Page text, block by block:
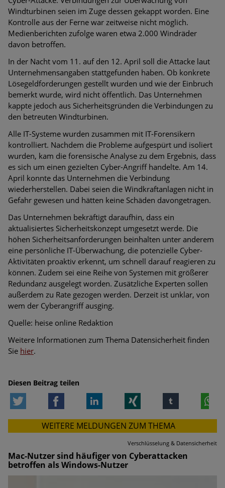
Windturbinen seien im Zuge dessen gekappt worden. Eine
Kontrolle aus der Ferne war zeitweise nicht möglich.
Medienberichten zufolge waren etwa 2.000 Windräder
davon betroffen.
In der Nacht vom 11. auf den 12. April soll die Attacke laut
Unternehmensangaben stattgefunden haben. Ob konkrete
Lösegeldforderungen gestellt wurden und wie der Einbruch
bemerkt wurde, wird nicht öffentlich. Das Unternehmen
kappte jedoch aus Sicherheitsgründen die Verbindungen zu
den betreuten Windturbinen.
Alle IT-Systeme wurden zusammen mit IT-Forensikern
kontrolliert. Nachdem die Probleme aufgespürt und isoliert
wurden, kam die forensische Analyse zu dem Ergebnis, dass
es sich um einen gezielten Cyber-Angriff handelte. Am 14.
April konnte das Unternehmen die Verbindung
wiederherstellen. Dabei seien die Windkraftanlagen nicht in
Gefahr gewesen und hätten keine Schäden davongetragen.
Das Unternehmen bekräftigt daraufhin, dass ein
aktualisiertes Sicherheitskonzept umgesetzt werde. Die
höhen Sicherheitsanforderungen beinhalten unter anderem
eine persönliche IT-Überwachung, die potenzielle Cyber-
Aktivitäten proaktiv erkennt, um schnell darauf reagieren zu
können. Zudem sei eine Reihe von Systemen mit größerer
Redundanz ausgelegt worden. Zusätzliche Experten sollen
außerdem zu Rate gezogen werden. Derzeit ist unklar, von
wem der Cyberangriff ausging.
Quelle: heise online Redaktion
Weitere Informationen zum Thema Datensicherheit finden
Sie hier.
Diesen Beitrag teilen
Facebook LinkedIn tumblr
WEITERE MELDUNGEN ZUM THEMA
Verschlüsselung & Datensicherheit
Mac-Nutzer sind häufiger von Cyberattacken
betroffen als Windows-Nutzer